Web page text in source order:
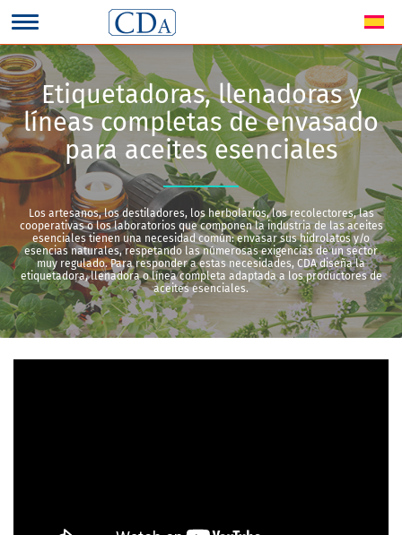
Etiquetadoras, llenadoras y
líneas completas de envasado
para aceites esenciales
Los artesanos, los destiladores, los herbolarios, los recolectores, las
cooperativas o los laboratorios que componen la industria de las aceites
esenciales tienen una necesidad común: envasar sus hidrolatos y/o
esencias naturales, respetando las númerosas exigencias de un sector
muy regulado. Para responder a estas necesidades, CDA diseña la
etiquetadora, llenadora o línea completa adaptada a los productores de
aceites esenciales.